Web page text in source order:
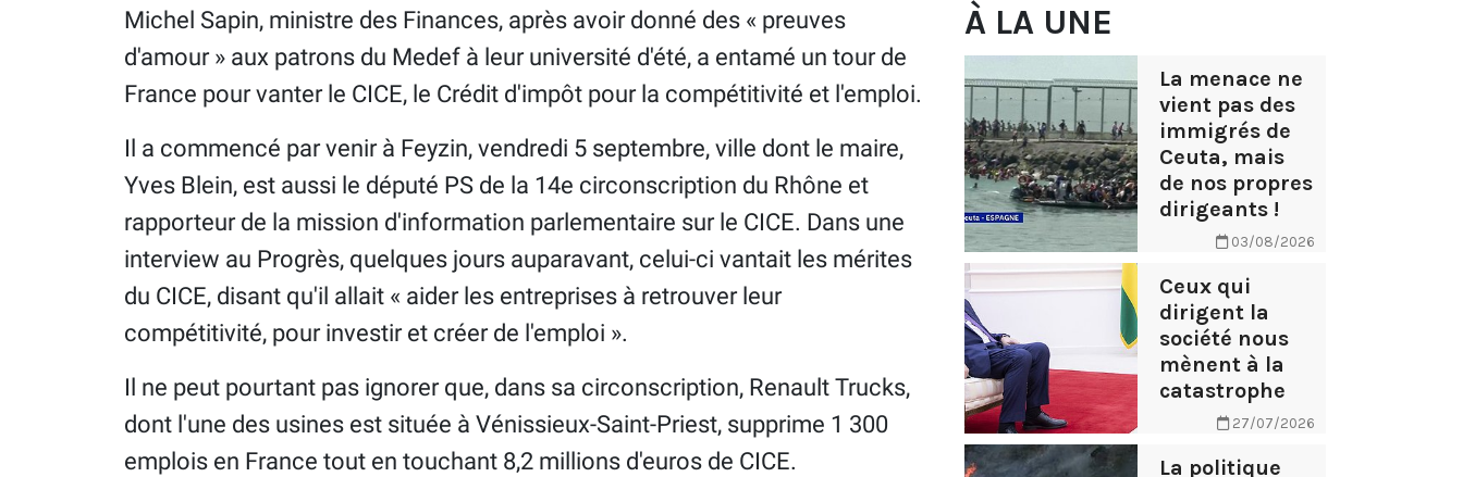
Michel Sapin, ministre des Finances, après avoir donné des « preuves
d'amour » aux patrons du Medef à leur université d'été, a entamé un tour de
France pour vanter le CICE, le Crédit d'impôt pour la compétitivité et l'emploi.
Il a commencé par venir à Feyzin, vendredi 5 septembre, ville dont le maire,
Yves Blein, est aussi le député PS de la 14e circonscription du Rhône et
rapporteur de la mission d'information parlementaire sur le CICE. Dans une
interview au Progrès, quelques jours auparavant, celui-ci vantait les mérites
du CICE, disant qu'il allait « aider les entreprises à retrouver leur
compétitivité, pour investir et créer de l'emploi ».
Il ne peut pourtant pas ignorer que, dans sa circonscription, Renault Trucks,
dont l'une des usines est située à Vénissieux-Saint-Priest, supprime 1 300
emplois en France tout en touchant 8,2 millions d'euros de CICE.
À LA UNE
La menace ne
vient pas des
immigrés de
Ceuta, mais
de nos propres
dirigeants !
03/08/2026
Ceux qui
dirigent la
société nous
mènent à la
catastrophe
27/07/2026
La politique